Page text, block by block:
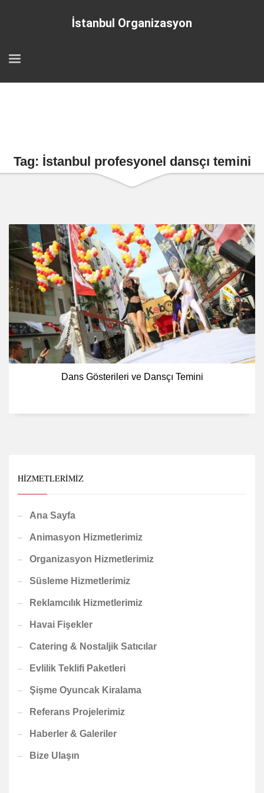
İstanbul Organizasyon
Tag: İstanbul profesyonel dansçı temini
Dans Gösterileri ve Dansçı Temini
HIZMETLERIMIZ
Ana Sayfa
Animasyon Hizmetlerimiz
Organizasyon Hizmetlerimiz
Süsleme Hizmetlerimiz
Reklamcılık Hizmetlerimiz
Havai Fişekler
Catering & Nostaljik Satıcılar
Evlilik Teklifi Paketleri
Şişme Oyuncak Kiralama
Referans Projelerimiz
Haberler & Galeriler
Bize Ulaşın